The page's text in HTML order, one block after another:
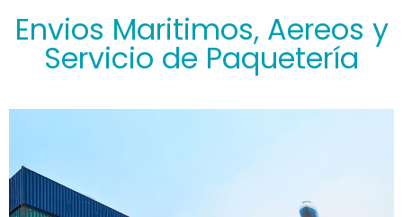
Envios Maritimos, Aereos y
Servicio de Paquetería